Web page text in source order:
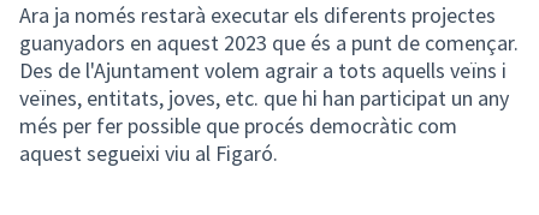
Ara ja només restarà executar els diferents projectes
guanyadors en aquest 2023 que és a punt de començar.
Des de l'Ajuntament volem agrair a tots aquells veïns i
veïnes, entitats, joves, etc. que hi han participat un any
més per fer possible que procés democràtic com
aquest segueixi viu al Figaró.